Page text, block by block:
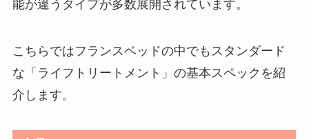
能が違うタイプが多数展開されています。
こちらではフランスベッドの中でもスタンダード
な「ライフトリートメント」の基本スペックを紹
介します。